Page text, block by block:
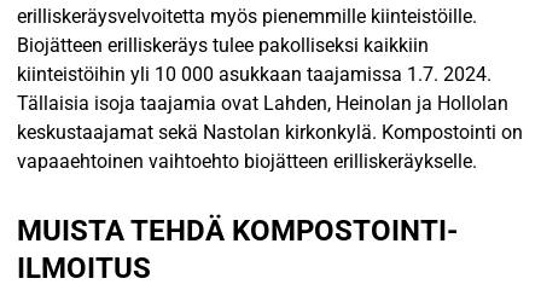
erilliskeräysvelvoitetta myös pienemmille kiinteistöille.
Biojätteen erilliskeräys tulee pakolliseksi kaikkiin
kiinteistöihin yli 10 000 asukkaan taajamissa 1.7. 2024.
Tällaisia isoja taajamia ovat Lahden, Heinolan ja Hollolan
keskustaajamat sekä Nastolan kirkonkylä. Kompostointi on
vapaaehtoinen vaihtoehto biojätteen erilliskeräykselle.
MUISTA TEHDÄ KOMPOSTOINTI-
ILMOITUS